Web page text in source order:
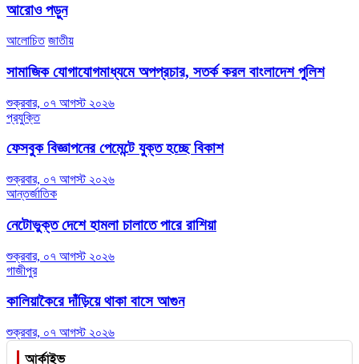
আরোও পড়ুন
আলোচিত জাতীয়
সামাজিক যোগাযোগমাধ্যমে অপপ্রচার, সতর্ক করল বাংলাদেশ পুলিশ
শুক্রবার, ০৭ আগস্ট ২০২৬
প্রযুক্তি
ফেসবুক বিজ্ঞাপনের পেমেন্টে যুক্ত হচ্ছে বিকাশ
শুক্রবার, ০৭ আগস্ট ২০২৬
আন্তর্জাতিক
নেটোভুক্ত দেশে হামলা চালাতে পারে রাশিয়া
শুক্রবার, ০৭ আগস্ট ২০২৬
গাজীপুর
কালিয়াকৈরে দাঁড়িয়ে থাকা বাসে আগুন
শুক্রবার, ০৭ আগস্ট ২০২৬
আর্কাইভ